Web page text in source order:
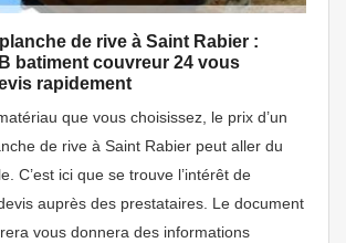
de rive à Saint Rabier :
batiment couvreur 24 vous
rapidement
que vous choisissez, le prix d’un
de rive à Saint Rabier peut aller du
C’est ici que se trouve l’intérêt de
auprès des prestataires. Le document
vous donnera des informations